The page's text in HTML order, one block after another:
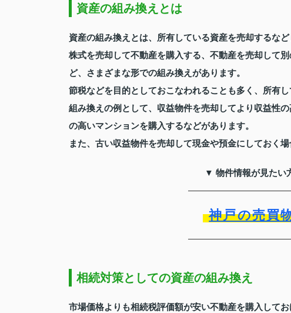
資産の組み換えとは
資産の組み換えとは、所有している資産を売却するな
株式を売却して不動産を購入する、不動産を売却して
ど、さまざまな形での組み換えがあります。
節税などを目的としておこなわれることも多く、所有
組み換えの例として、収益物件を売却してより収益性
の高いマンションを購入するなどがあります。
また、古い収益物件を売却して現金や預金にしておく場
▼ 物件情報が見たい
神戸の売買
相続対策としての資産の組み換え
市場価格よりも相続税評価額が安い不動産を購入してお